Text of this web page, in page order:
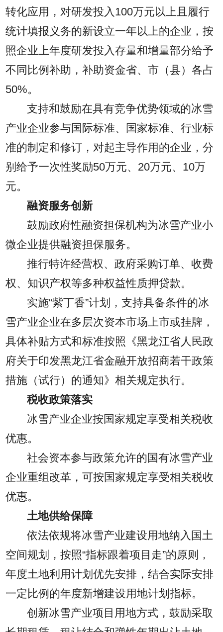
转化应用，对研发投入100万元以上且履行
统计填报义务的新设立一年以上的企业，按
照企业上年度研发投入存量和增量部分给予
不同比例补助，补助资金省、市（县）各占
50%。
支持和鼓励在具有竞争优势领域的冰雪
产业企业参与国际标准、国家标准、行业标
准的制定和修订，对起主导作用的企业，分
别给予一次性奖励50万元、20万元、10万
元。
融资服务创新
鼓励政府性融资担保机构为冰雪产业小
微企业提供融资担保服务。
推行特许经营权、政府采购订单、收费
权、知识产权等多种权益性质押贷款。
实施“紫丁香”计划，支持具备条件的冰
雪产业企业在多层次资本市场上市或挂牌，
具体补贴方式和标准按照《黑龙江省人民政
府关于印发黑龙江省金融开放招商若干政策
措施（试行）的通知》相关规定执行。
税收政策落实
冰雪产业企业按国家规定享受相关税收
优惠。
社会资本参与政策允许的国有冰雪产业
企业重组改革，可按国家规定享受相关税收
优惠。
土地供给保障
依法依规将冰雪产业建设用地纳入国土
空间规划，按照“指标跟着项目走”的原则，
年度土地利用计划优先安排，结合实际安排
一定比例的年度新增建设用地计划指标。
创新冰雪产业项目用地方式，鼓励采取